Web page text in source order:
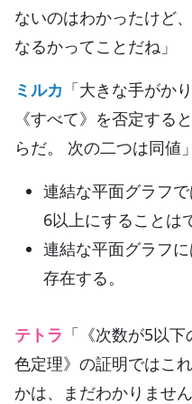
ないのはわかったけど
なるかってことだね」
ミルカ 「大きな手がか
《すべて》を否定する
らだ。 次の二つは同値」
連結な平面グラフ
6以上にすることは
連結な平面グラフ
存在する。
テトラ 「《次数が5以
色定理》の証明ではこ
かは、まだわかりません